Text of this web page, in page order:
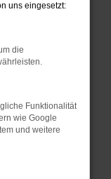
uns eingesetzt:
die
Funktionalität
wie Google
und weitere